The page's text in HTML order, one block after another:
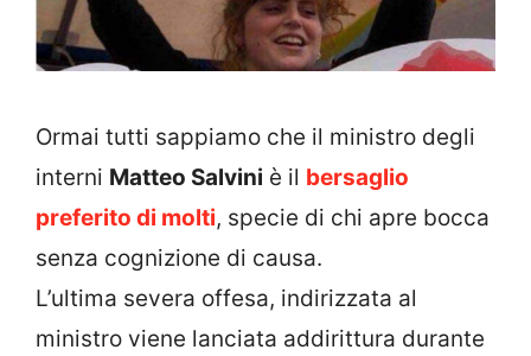
Ormai tutti sappiamo che il ministro degli
interni Matteo Salvini è il bersaglio
preferito di molti, specie di chi apre bocca
senza cognizione di causa.
L’ultima severa offesa, indirizzata al
ministro viene lanciata addirittura durante